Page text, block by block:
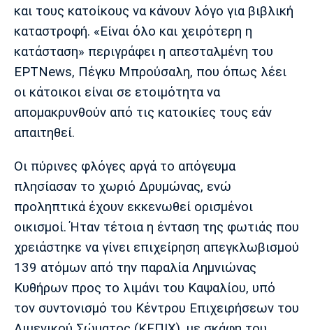
και τους κατοίκους να κάνουν λόγο για βιβλική
καταστροφή. «Είναι όλο και χειρότερη η
κατάσταση» περιγράφει η απεσταλμένη του
ΕΡΤΝews, Πέγκυ Μπρούσαλη, που όπως λέει
οι κάτοικοι είναι σε ετοιμότητα να
απομακρυνθούν από τις κατοικίες τους εάν
απαιτηθεί.
Οι πύρινες φλόγες αργά το απόγευμα
πλησίασαν το χωριό Δρυμώνας, ενώ
προληπτικά έχουν εκκενωθεί ορισμένοι
οικισμοί. Ήταν τέτοια η ένταση της φωτιάς που
χρειάστηκε να γίνει επιχείρηση απεγκλωβισμού
139 ατόμων από την παραλία Λημνιώνας
Κυθήρων προς το λιμάνι του Καψαλίου, υπό
τον συντονισμό του Κέντρου Επιχειρήσεων του